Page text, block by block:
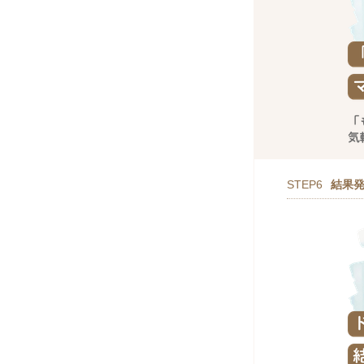
STEP6 結果